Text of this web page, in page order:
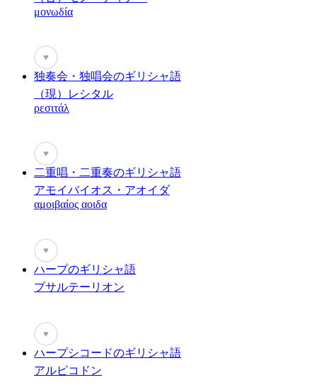
μονωδία
♥
独奏会・独唱会のギリシャ語
（現）レシタル
ρεσιτάλ
♥
二重唱・二重奏のギリシャ語
アモイバイオス・アオイダ
αμοιβαίος αοιδα
♥
ハープのギリシャ語
プサルテーリオン
♥
ハープシコードのギリシャ語
アルピコドン